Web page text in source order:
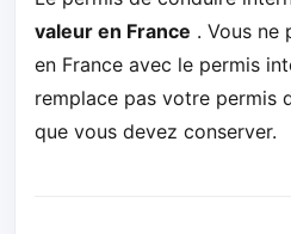
valeur en France . Vous ne
en France avec le permis
remplace pas votre permis
que vous devez conserver.